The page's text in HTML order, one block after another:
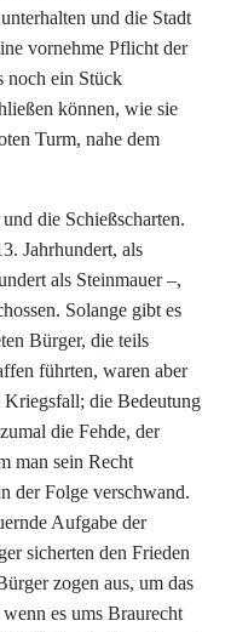
und die Stadt
vornehme Pflicht der
noch ein Stück
können, wie sie
Turm, nahe dem
die Schießscharten.
Jahrhundert, als
als Steinmauer –,
Solange gibt es
Bürger, die teils
führten, waren aber
die Bedeutung
die Fehde, der
man sein Recht
der Folge verschwand.
Aufgabe der
sicherten den Frieden
zogen aus, um das
es ums Braurecht